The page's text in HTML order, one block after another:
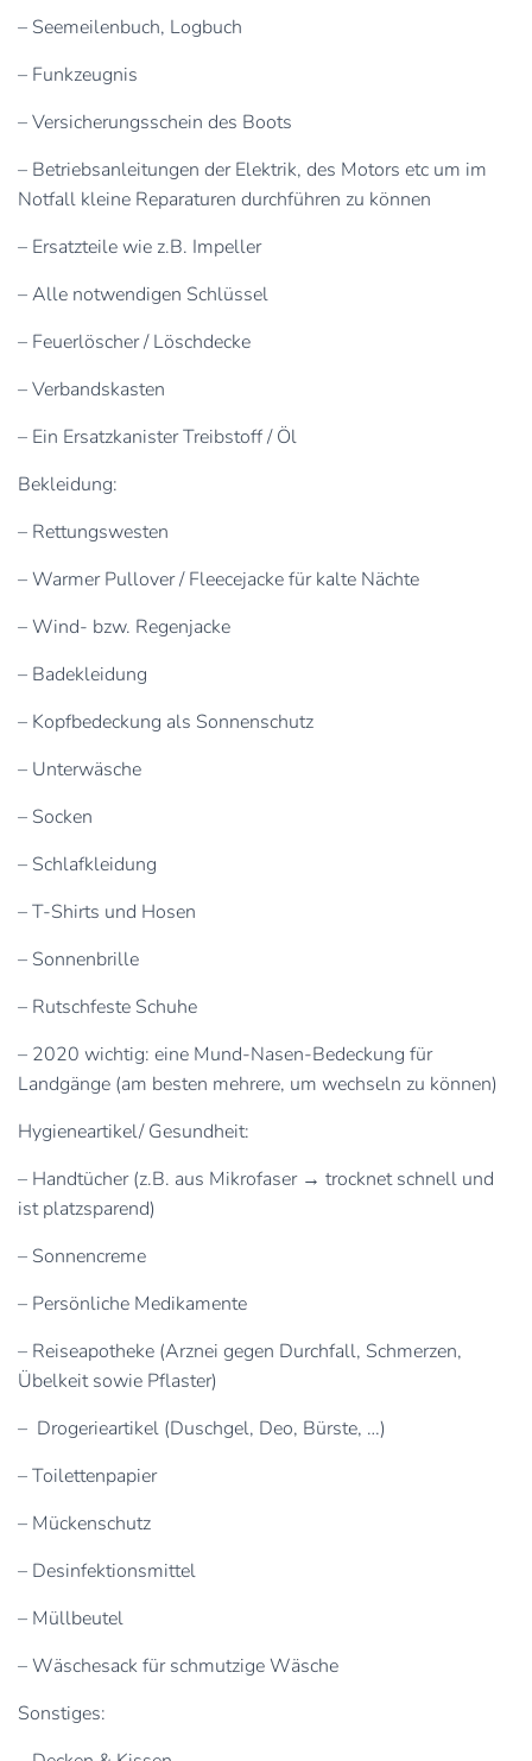
– Seemeilenbuch, Logbuch
– Funkzeugnis
– Versicherungsschein des Boots
– Betriebsanleitungen der Elektrik, des Motors etc um im
Notfall kleine Reparaturen durchführen zu können
– Ersatzteile wie z.B. Impeller
– Alle notwendigen Schlüssel
– Feuerlöscher / Löschdecke
– Verbandskasten
– Ein Ersatzkanister Treibstoff / Öl
Bekleidung:
– Rettungswesten
– Warmer Pullover / Fleecejacke für kalte Nächte
– Wind- bzw. Regenjacke
– Badekleidung
– Kopfbedeckung als Sonnenschutz
– Unterwäsche
– Socken
– Schlafkleidung
– T-Shirts und Hosen
– Sonnenbrille
– Rutschfeste Schuhe
– 2020 wichtig: eine Mund-Nasen-Bedeckung für
Landgänge (am besten mehrere, um wechseln zu können)
Hygieneartikel/ Gesundheit:
– Handtücher (z.B. aus Mikrofaser → trocknet schnell und
ist platzsparend)
– Sonnencreme
– Persönliche Medikamente
– Reiseapotheke (Arznei gegen Durchfall, Schmerzen,
Übelkeit sowie Pflaster)
– Drogerieartikel (Duschgel, Deo, Bürste, …)
– Toilettenpapier
– Mückenschutz
– Desinfektionsmittel
– Müllbeutel
– Wäschesack für schmutzige Wäsche
Sonstiges: